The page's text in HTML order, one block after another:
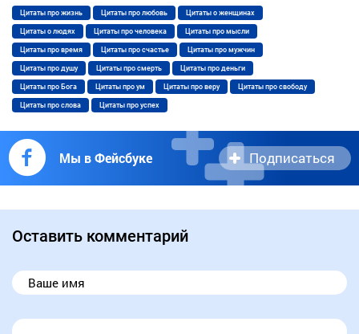
Цитаты про жизнь Цитаты про любовь Цитаты о женщинах
Цитаты о людях Цитаты про человека Цитаты про мысли
Цитаты про время Цитаты про счастье Цитаты про мужчин
Цитаты про душу Цитаты про смерть Цитаты про деньги
Цитаты про Бога Цитаты про ум Цитаты про веру Цитаты про свободу
Цитаты про слова Цитаты про успех
Мы в Фейсбуке Подписаться
Оставить комментарий